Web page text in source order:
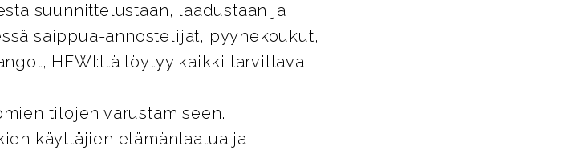
suunnittelustaan, laadustaan ja
saippua-annostelijat, pyyhekoukut,
HEWI:ltä löytyy kaikki tarvittava.
tilojen varustamiseen.
käyttäjien elämänlaatua ja